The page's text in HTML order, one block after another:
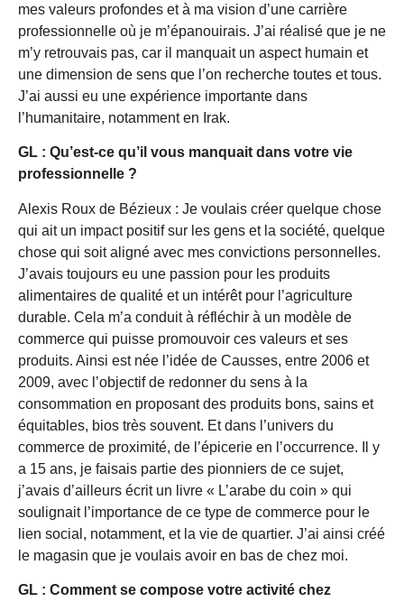
mes valeurs profondes et à ma vision d’une carrière
professionnelle où je m’épanouirais. J’ai réalisé que je ne
m’y retrouvais pas, car il manquait un aspect humain et
une dimension de sens que l’on recherche toutes et tous.
J’ai aussi eu une expérience importante dans
l’humanitaire, notamment en Irak.
GL : Qu’est-ce qu’il vous manquait dans votre vie
professionnelle ?
Alexis Roux de Bézieux : Je voulais créer quelque chose
qui ait un impact positif sur les gens et la société, quelque
chose qui soit aligné avec mes convictions personnelles.
J’avais toujours eu une passion pour les produits
alimentaires de qualité et un intérêt pour l’agriculture
durable. Cela m’a conduit à réfléchir à un modèle de
commerce qui puisse promouvoir ces valeurs et ses
produits. Ainsi est née l’idée de Causses, entre 2006 et
2009, avec l’objectif de redonner du sens à la
consommation en proposant des produits bons, sains et
équitables, bios très souvent. Et dans l’univers du
commerce de proximité, de l’épicerie en l’occurrence. Il y
a 15 ans, je faisais partie des pionniers de ce sujet,
j’avais d’ailleurs écrit un livre « L’arabe du coin » qui
soulignait l’importance de ce type de commerce pour le
lien social, notamment, et la vie de quartier. J’ai ainsi créé
le magasin que je voulais avoir en bas de chez moi.
GL : Comment se compose votre activité chez